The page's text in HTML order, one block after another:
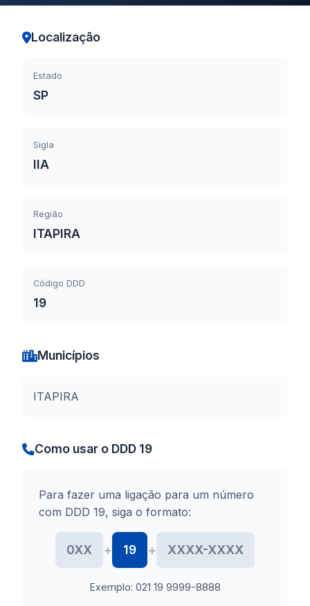
Localização
Estado
SP
Sigla
IIA
Região
ITAPIRA
Código DDD
19
Municípios
ITAPIRA
Como usar o DDD 19
Para fazer uma ligação para um número
com DDD 19, siga o formato:
0XX + 19 + XXXX-XXXX
Exemplo: 021 19 9999-8888